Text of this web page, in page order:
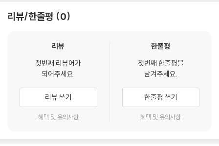
리뷰/한줄평 0
리뷰
첫번째 리뷰어가
되어주세요.
리뷰 쓰기
혜택 및 유의사항
한줄평
첫번째 한줄평을
남겨주세요.
한줄평 쓰기
혜택 및 유의사항